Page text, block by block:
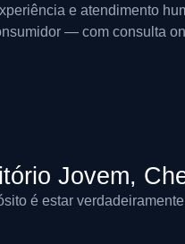
e atendimento
— com consulta
Jovem,
é estar